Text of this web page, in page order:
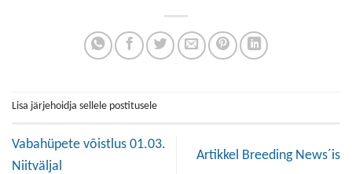
Lisa järjehoidja sellele postitusele
Vabahüpete võistlus 01.03.
Niitväljal
Artikkel Breeding News´is